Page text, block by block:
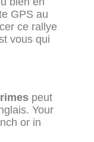
GPS au
ce rallye
vous qui
peut
Your
or in